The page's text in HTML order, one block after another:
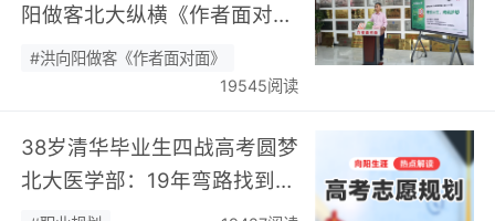
阳做客北大纵横《作者面对
面》开展职业规划专题分享…
#洪向阳做客《作者面对面》
19545阅读
38岁清华毕业生四战高考圆梦
北大医学部：19年弯路找到终
身热爱，可幸又可惜！…